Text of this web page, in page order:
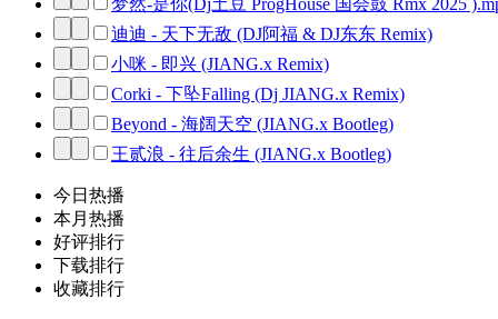
梦然-是你(Dj土豆 ProgHouse 国会鼓 Rmx 2025
迪迪 - 天下无敌 (DJ阿福 & DJ东东 Remix)
小咪 - 即兴 (JIANG.x Remix)
Corki - 下坠Falling (Dj JIANG.x Remix)
Beyond - 海阔天空 (JIANG.x Bootleg)
王贰浪 - 往后余生 (JIANG.x Bootleg)
今日热播
本月热播
好评排行
下载排行
收藏排行